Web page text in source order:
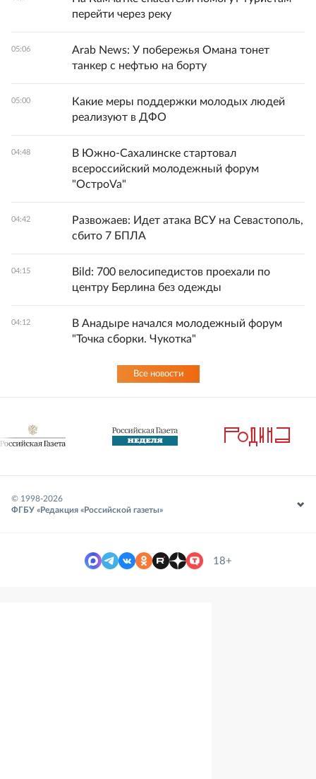
перейти через реку
05:06
Arab News: У побережья Омана тонет
танкер с нефтью на борту
05:00
Какие меры поддержки молодых людей
реализуют в ДФО
04:48
В Южно-Сахалинске стартовал
всероссийский молодежный форум
"ОстроVa"
04:42
Развожаев: Идет атака ВСУ на Севастополь,
сбито 7 БПЛА
04:15
Bild: 700 велосипедистов проехали по
центру Берлина без одежды
04:12
В Анадыре начался молодежный форум
"Точка сборки. Чукотка"
Все новости
© 1998-2026
ФГБУ «Редакция «Российской газеты»
18+